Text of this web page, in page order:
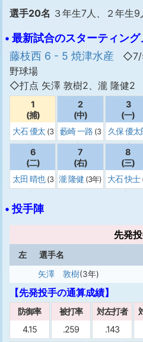
選手20名 ３年生7人、２年生
• 最新試合のスターティン
藤枝西 6 - 5 焼津水産
◇7/
野球場
◇打点 矢澤 敦樹2、瀧 隆健2
1
(捕)
大石 優太 (3
年)
2
(中)
藪崎 一路 (3
年)
3
(一)
久保 優太
(2年)
6
(二)
太田 晴也(3
年)
7
(右)
瀧 隆健 (3年)
8
(三)
大石 快士
年)
• 投手陣
先発
左 選手名
矢澤 敦樹(3年)
【先発投手の通算成績】
防御率
4.15
被打率
.259
対左打者
.143